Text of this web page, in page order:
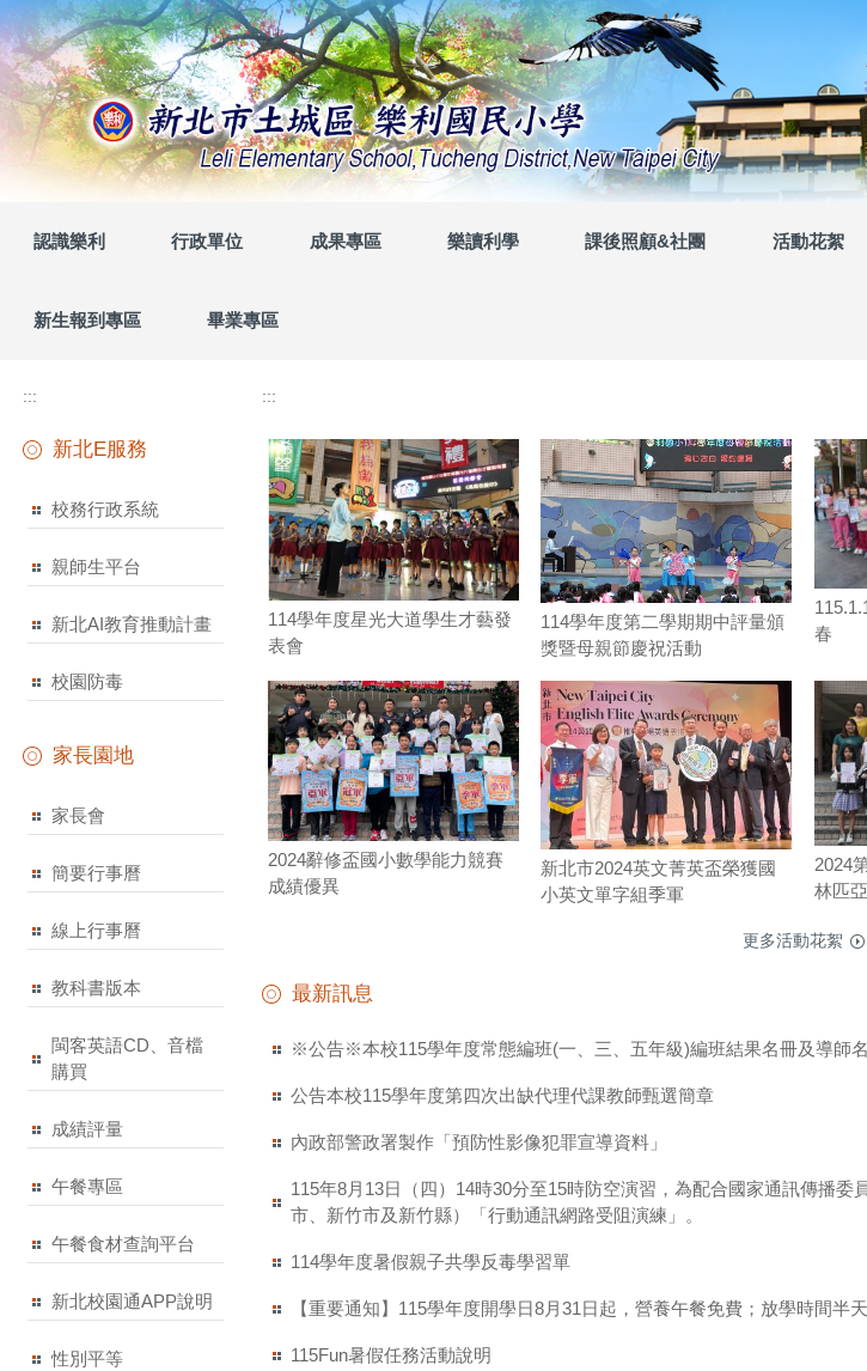
跳
到
主
要
認識樂利 行政單位 成果專區 樂讀利學 課後照顧&社團 活動花絮
新生報到專區 畢業專區
:::
新北E服務
校務行政系統
親師生平台
新北AI教育推動計畫
校園防毒
家長園地
家長會
簡要行事曆
線上行事曆
教科書版本
閩客英語CD、音檔
購買
成績評量
午餐專區
午餐食材查詢平台
新北校園通APP說明
性別平等
:::
114學年度星光大道學生才藝發
表會
114學年度第二學期期中評量頒
獎暨母親節慶祝活動
春
2024辭修盃國小數學能力競賽
成績優異
新北市2024英文菁英盃榮獲國
小英文單字組季軍
2024
林匹
更多活動花絮
最新訊息
※公告※本校115學年度常態編班(一、三、五年級)編班結果名冊及導師
公告本校115學年度第四次出缺代理代課教師甄選簡章
內政部警政署製作「預防性影像犯罪宣導資料」
115年8月13日（四）14時30分至15時防空演習，為配合國家通訊傳播
市、新竹市及新竹縣）「行動通訊網路受阻演練」。
114學年度暑假親子共學反毒學習單
【重要通知】115學年度開學日8月31日起，營養午餐免費；放學時間半
115Fun暑假任務活動說明